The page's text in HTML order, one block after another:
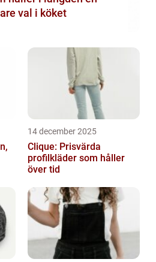
val i köket
14 december 2025
Clique: Prisvärda
profilkläder som håller
över tid